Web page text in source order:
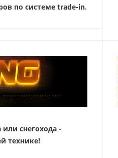
по системе trade-in.
снегохода -
технике!